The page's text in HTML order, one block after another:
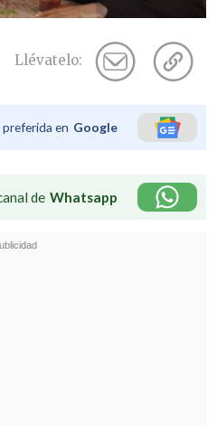
Llévatelo:
en Google
de Whatsapp